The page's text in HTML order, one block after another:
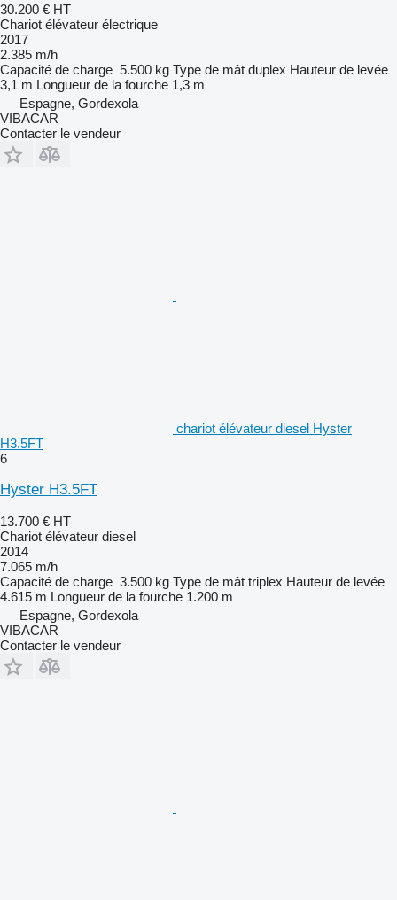
30.200 € HT
Chariot élévateur électrique
2017
2.385 m/h
Capacité de charge 5.500 kg Type de mât duplex Hauteur de levée
3,1 m Longueur de la fourche 1,3 m
Espagne, Gordexola
VIBACAR
Contacter le vendeur
chariot élévateur diesel Hyster
H3.5FT
6
Hyster H3.5FT
13.700 € HT
Chariot élévateur diesel
2014
7.065 m/h
Capacité de charge 3.500 kg Type de mât triplex Hauteur de levée
4.615 m Longueur de la fourche 1.200 m
Espagne, Gordexola
VIBACAR
Contacter le vendeur